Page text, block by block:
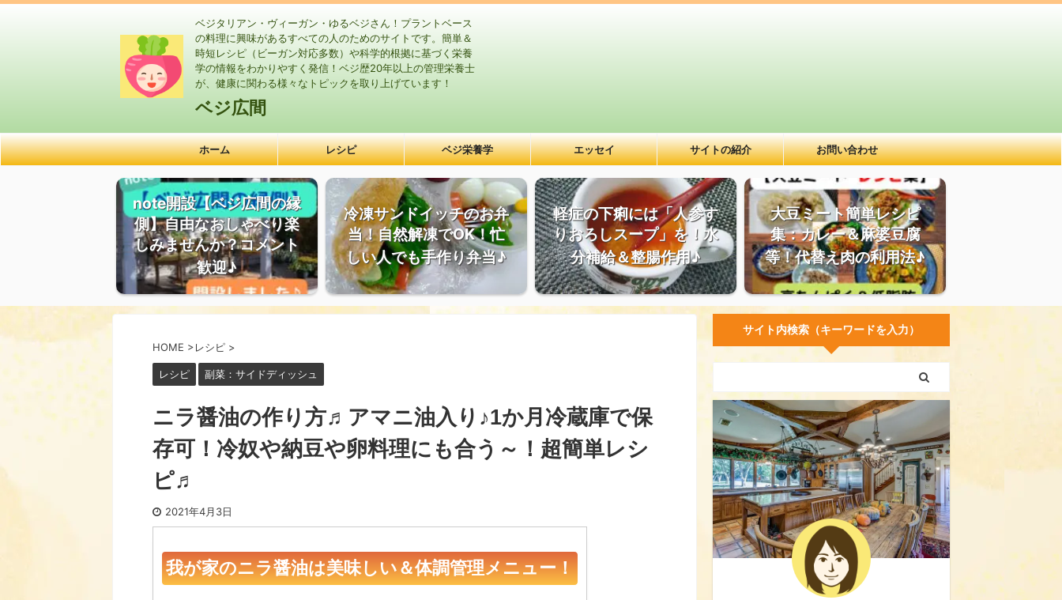
ベジタリアン・ヴィーガン・ゆるベジさん！プラントベース
の料理に興味があるすべての人のためのサイトです。簡単＆
時短レシピ（ビーガン対応多数）や科学的根拠に基づく栄養
学の情報をわかりやすく発信！ベジ歴20年以上の管理栄養士
が、健康に関わる様々なトピックを取り上げています！
ベジ広間
ホーム レシピ ベジ栄養学 エッセイ サイトの紹介 お問い合わせ
note開設【ベジ広間の縁
側】自由なおしゃべり楽
しみませんか？コメント
歓迎♪
冷凍サンドイッチのお弁
当！自然解凍でOK！忙
しい人でも手作り弁当♪
軽症の下痢には「人参す
りおろしスープ」を！水
分補給＆整腸作用♪
大豆ミート簡単レシピ
集：カレー＆麻婆豆腐
等！代替え肉の利用法♪
HOME >レシピ >
レシピ 副菜：サイドディッシュ
ニラ醤油の作り方♬アマニ油入り♪1か月冷蔵庫で保
存可！冷奴や納豆や卵料理にも合う～！超簡単レシ
ピ♬
2021年4月3日
我が家のニラ醤油は美味しい＆体調管理メニュー！
サイト内検索（キーワードを入力）